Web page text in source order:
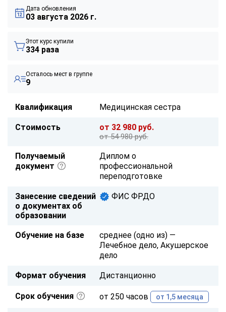
Дата обновления
03 августа 2026 г.
Этот курс купили
334 раза
Осталось мест в группе
9
Квалификация Медицинская сестра
Стоимость от 32 980 руб.
от 54 980 руб.
Получаемый
документ
Диплом о
профессиональной
переподготовке
Занесение сведений
о документах об
образовании
ФИС ФРДО
Обучение на базе
среднее (одно из) —
Лечебное дело, Акушерское
дело
Формат обучения Дистанционно
Срок обучения от 250 часов от 1,5 месяца